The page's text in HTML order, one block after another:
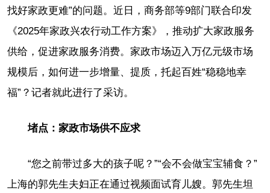
找好家政更难”的问题。近日，商务部等9部门联合印发
《2025年家政兴农行动工作方案》，推动扩大家政服务
供给，促进家政服务消费。家政市场迈入万亿元级市场
规模后，如何进一步增量、提质，托起百姓“稳稳地幸
福”？记者就此进行了采访。
堵点：家政市场供不应求
“您之前带过多大的孩子呢？”“会不会做宝宝辅食？”
上海的郭先生夫妇正在通过视频面试育儿嫂。郭先生坦